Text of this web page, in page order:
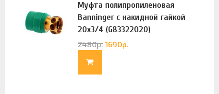
Муфта полипропиленовая
Banninger с накидной гайкой
20х3/4 (G83322020)
2480р. 1690р.